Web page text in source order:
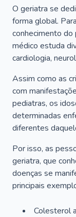
O geriatra se
forma global.
conhecimento
médico estuda
cardiologia,
Assim como as
com
pediatras, os
determinadas
diferentes
Por isso, as
geriatra, que
doenças se
principais
Colesterol